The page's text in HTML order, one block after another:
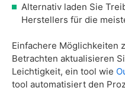
Alternativ laden Sie
Herstellers für die
Einfachere Möglichkeiten
Betrachten aktualisieren
Leichtigkeit, ein tool wie
tool automatisiert den